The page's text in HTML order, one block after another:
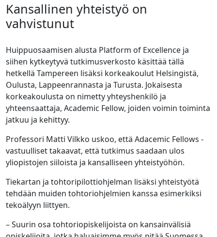
Kansallinen yhteistyö on
vahvistunut
Huippuosaamisen alusta Platform of Excellence ja
siihen kytkeytyvä tutkimusverkosto käsittää tällä
hetkellä Tampereen lisäksi korkeakoulut Helsingistä,
Oulusta, Lappeenrannasta ja Turusta. Jokaisesta
korkeakoulusta on nimetty yhteyshenkilö ja
yhteensaattaja, Academic Fellow, joiden voimin toiminta
jatkuu ja kehittyy.
Professori Matti Vilkko uskoo, että Adacemic Fellows -
vastuulliset takaavat, että tutkimus saadaan ulos
yliopistojen siiloista ja kansalliseen yhteistyöhön.
Tiekartan ja tohtoripilottiohjelman lisäksi yhteistyötä
tehdään muiden tohtoriohjelmien kanssa esimerkiksi
tekoälyyn liittyen.
– Suurin osa tohtoriopiskelijoista on kansainvälisiä